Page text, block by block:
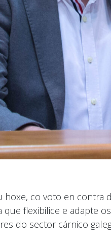
hoxe, co voto en
que flexibilice e adapte
do sector cárnico